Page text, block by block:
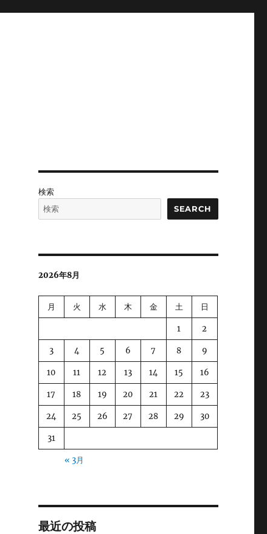
検索
SEARCH
2026年8月
月 火 水 木 金 土 日
1 2
3 4 5 6 7 8 9
10 11 12 13 14 15 16
17 18 19 20 21 22 23
24 25 26 27 28 29 30
31
« 3月
最近の投稿